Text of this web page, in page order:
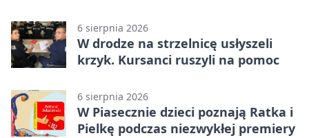
6 sierpnia 2026
W drodze na strzelnicę usłyszeli
krzyk. Kursanci ruszyli na pomoc
6 sierpnia 2026
W Piasecznie dzieci poznają Ratka i
Pielkę podczas niezwykłej premiery